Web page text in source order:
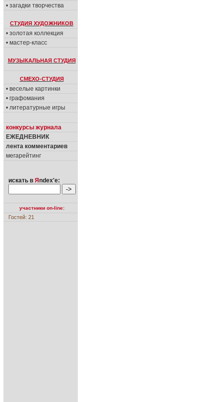
• загадки творчества
СТУДИЯ ХУДОЖНИКОВ
• золотая коллекция
• мастер-класс
МУЗЫКАЛЬНАЯ СТУДИЯ
СМЕХО-СТУДИЯ
• веселые картинки
• графомания
• литературные игры
конкурсы журнала
ЕЖЕДНЕВНИК
лента комментариев
мегарейтинг
искать в Я ndex'е:
участники on-line:
Гостей: 21